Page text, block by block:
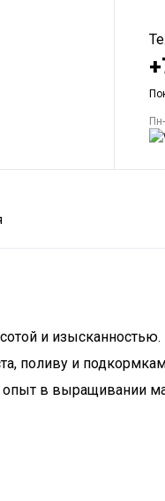
и
поливу и
в выращивании